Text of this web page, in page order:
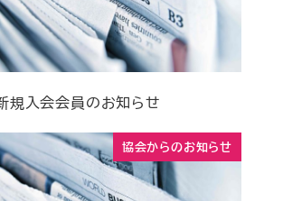
規入会会員のお知らせ
協会からのお知らせ